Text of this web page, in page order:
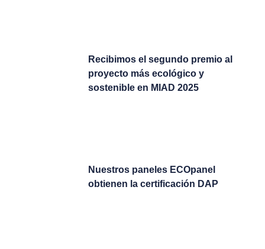
Recibimos el segundo premio al
proyecto más ecológico y
sostenible en MIAD 2025
Nuestros paneles ECOpanel
obtienen la certificación DAP